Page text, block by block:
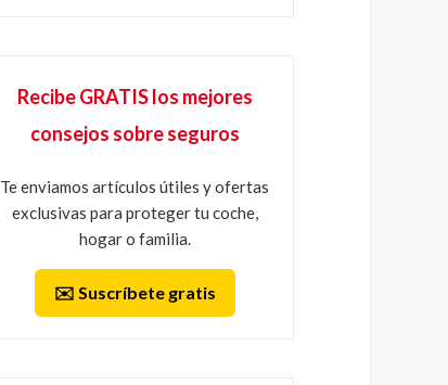
Recibe GRATIS los mejores
consejos sobre seguros
Te enviamos artículos útiles y ofertas
exclusivas para proteger tu coche,
hogar o familia.
✉️ Suscríbete gratis